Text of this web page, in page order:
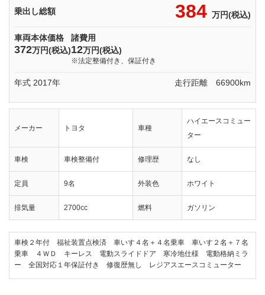
乗出し総額 384 万円(税込)
車両本体価格
372万円(税込)
諸費用
12万円(税込)
※法定整備付き、保証付き
年式 2017年 走行距離 66900km
メーカー トヨタ 車種
ハイエースコミュー
ター
車検 車検整備付 修理歴 なし
定員 9名 外装色 ホワイト
排気量 2700cc 燃料 ガソリン
車検２年付 福祉装置点検済 車いす４名＋４名乗車 車いす２名＋７名
乗車 ４ＷＤ キーレス 電動スライドドア 寒冷地仕様 電動格納ミラ
ー 全国対応１年保証付き 修復歴無し レジアスエースコミューター